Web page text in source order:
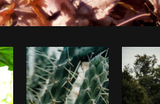
Copiar código